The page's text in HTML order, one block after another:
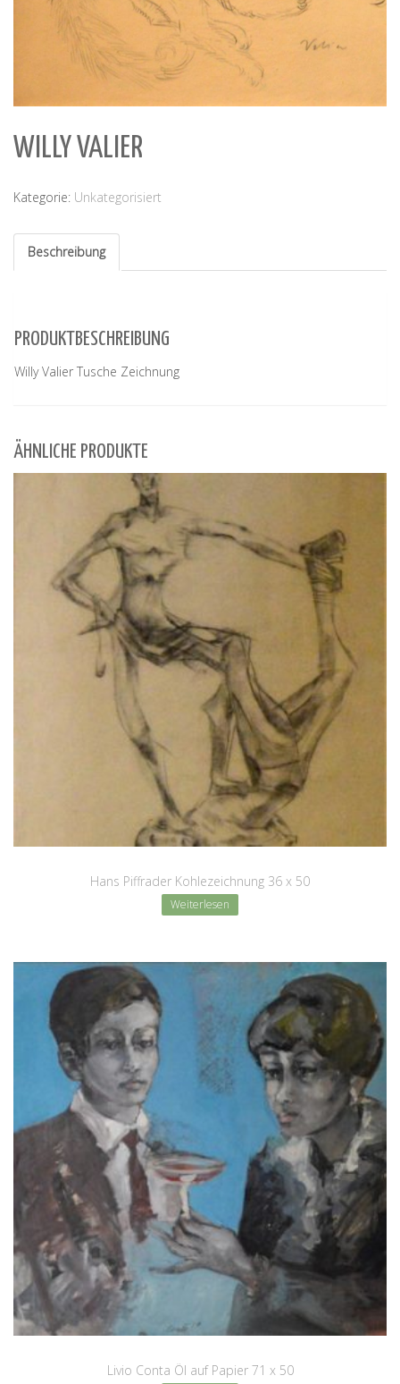
WILLY VALIER
Kategorie: Unkategorisiert
Beschreibung
PRODUKTBESCHREIBUNG
Willy Valier Tusche Zeichnung
ÄHNLICHE PRODUKTE
Hans Piffrader Kohlezeichnung 36 x 50
Weiterlesen
Livio Conta Öl auf Papier 71 x 50